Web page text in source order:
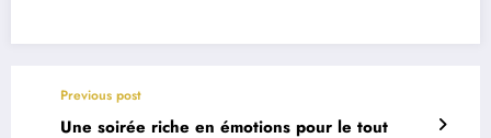
Previous post
Une soirée riche en émotions pour le tout